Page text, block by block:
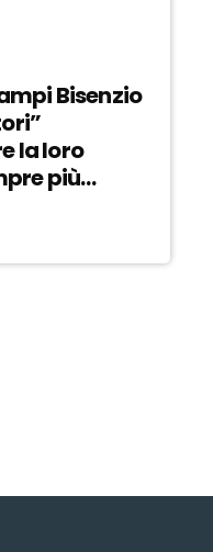
Bisenzio
la loro
più